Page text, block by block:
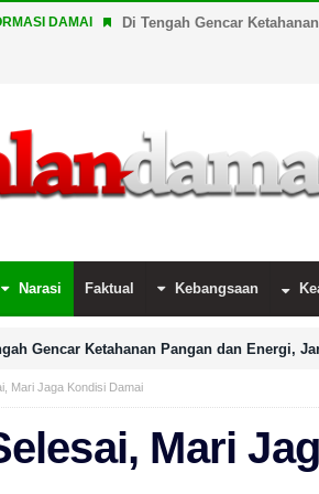
DAMAI Di Tengah Gencar
Narasi Faktual Kebangsaan
Gencar Ketahanan Pangan dan Energi,
Mari Jaga Kondisi Damai
Mari